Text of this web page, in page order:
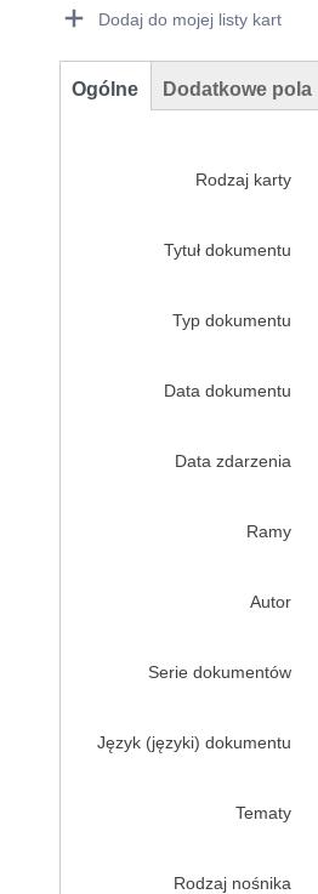
Dodaj do mojej listy kart
Ogólne Dodatkowe pola
Rodzaj karty
Tytuł dokumentu
Typ dokumentu
Data dokumentu
Data zdarzenia
Ramy
Autor
Serie dokumentów
Język (języki) dokumentu
Tematy
Rodzaj nośnika